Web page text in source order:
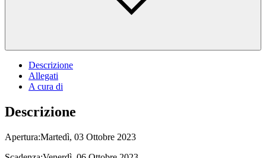
Descrizione
Allegati
A cura di
Descrizione
Apertura:Martedì, 03 Ottobre 2023